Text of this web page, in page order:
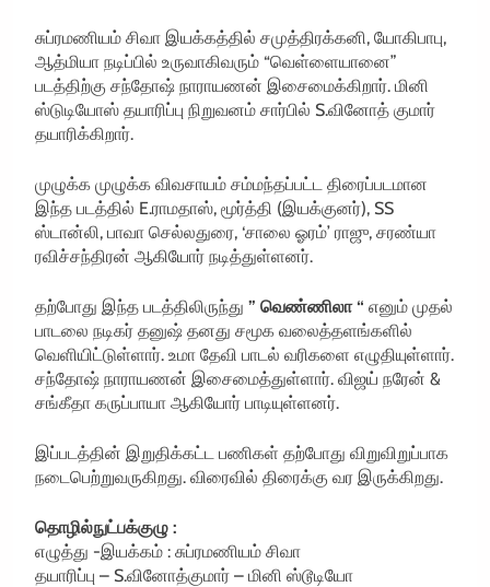
சுப்ரமணியம் சிவா இயக்கத்தில் சமுத்திரக்கனி, யோகிபாபு,
ஆத்மியா நடிப்பில் உருவாகிவரும் “வெள்ளையானை”
படத்திற்கு சந்தோஷ் நாராயணன் இசைமைக்கிறார். மினி
ஸ்டுடியோஸ் தயாரிப்பு நிறுவனம் சார்பில் S.வினோத் குமார்
தயாரிக்கிறார்.
முழுக்க முழுக்க விவசாயம் சம்மந்தப்பட்ட திரைப்படமான
இந்த படத்தில் E.ராமதாஸ், மூர்த்தி (இயக்குனர்), SS
ஸ்டான்லி, பாவா செல்லதுரை, ‘சாலை ஓரம்’ ராஜு, சரண்யா
ரவிச்சந்திரன் ஆகியோர் நடித்துள்ளனர்.
தற்போது இந்த படத்திலிருந்து ” வெண்ணிலா “ எனும் முதல்
பாடலை நடிகர் தனுஷ் தனது சமூக வலைத்தளங்களில்
வெளியிட்டுள்ளார். உமா தேவி பாடல் வரிகளை எழுதியுள்ளார்.
சந்தோஷ் நாராயணன் இசைமைத்துள்ளார். விஜய் நரேன் &
சங்கீதா கருப்பாயா ஆகியோர் பாடியுள்ளனர்.
இப்படத்தின் இறுதிக்கட்ட பணிகள் தற்போது விறுவிறுப்பாக
நடைபெற்றுவருகிறது. விரைவில் திரைக்கு வர இருக்கிறது.
தொழில்நுட்பக்குழு :
எழுத்து -இயக்கம் : சுப்ரமணியம் சிவா
தயாரிப்பு – S.வினோத்குமார் – மினி ஸ்டூடியோ